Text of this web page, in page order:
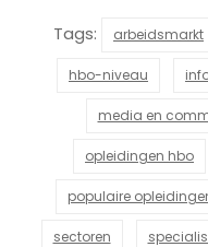
Tags:
arbeidsmarkt
hbo-niveau
media en
opleidingen hbo
populaire
sectoren